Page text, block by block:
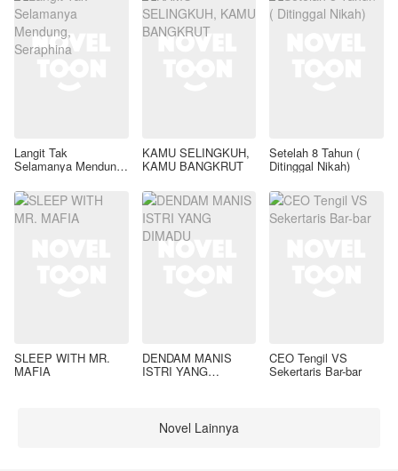
Langit Tak
Selamanya Mendung,
KAMU SELINGKUH,
KAMU BANGKRUT
Setelah 8 Tahun (
Ditinggal Nikah)
SLEEP WITH MR.
MAFIA
DENDAM MANIS
ISTRI YANG
CEO Tengil VS
Sekertaris Bar-bar
Novel Lainnya